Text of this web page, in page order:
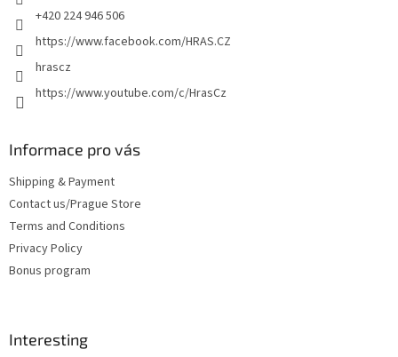
+420 224 946 506
https://www.facebook.com/HRAS.CZ
hrascz
https://www.youtube.com/c/HrasCz
Informace pro vás
Shipping & Payment
Contact us/Prague Store
Terms and Conditions
Privacy Policy
Bonus program
Interesting